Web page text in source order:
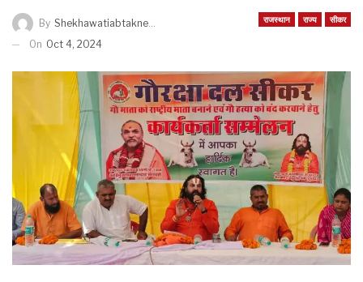
राजस्थान राज्य सीकर
By Shekhawatiabtaknews
On Oct 4, 2024